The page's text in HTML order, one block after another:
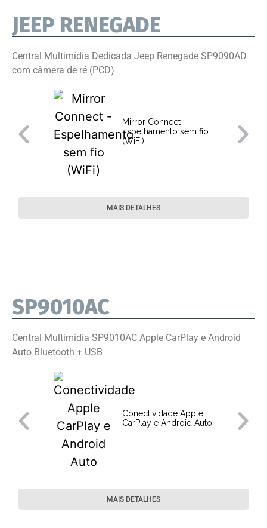
JEEP RENEGADE
Central Multimídia Dedicada Jeep Renegade SP9090AD
com câmera de ré (PCD)
Mirror Connect -
Espelhamento sem fio
(WiFi)
MAIS DETALHES
SP9010AC
Central Multimídia SP9010AC Apple CarPlay e Android
Auto Bluetooth + USB
Conectividade Apple
CarPlay e Android Auto
MAIS DETALHES